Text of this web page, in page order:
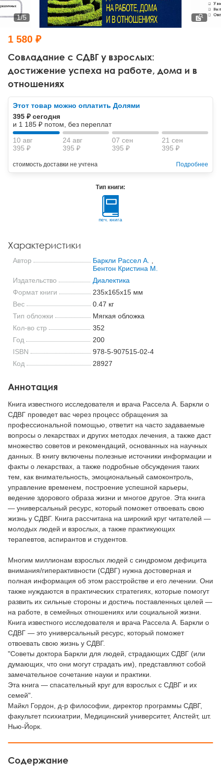
Тревожные расстройства, панические атаки
Психодрама
Другие направления психотерапии
Классический, эриксоновский гипноз и НЛП
НЛП
Психология труда и эргономика
Социальная психология
Социальная и организационная психология
Классический и юнгианский психоанализ
Совладание с СДВГ у взрослых:
достижение успеха на работе, дома и в
отношениях
1/5
1 580 ₽
Этот товар можно оплатить Долями
395 ₽ сегодня
и 1 185 ₽ потом, без переплат
10 авг
395 ₽
24 авг
395 ₽
07 сен
395 ₽
21 сен
395 ₽
стоимость доставки не учтена Подробнее
Тип книги:
печ. книга
Характеристики
Автор Баркли Рассел А.
Бентон Кристина М.
Издательство
Диалектика
Формат книги
235x165x15 мм
Вес
0.47 кг
Тип обложки
Мягкая обложка
Кол-во стр
352
Год
200
ISBN
978-5-907515-02-4
Код
28927
Аннотация
Книга известного исследователя и врача Рассела А. Баркли о
СДВГ проведет вас через процесс обращения за
профессиональной помощью, ответит на часто задаваемые
вопросы о лекарствах и других методах лечения, а также даст
множество советов и рекомендаций, основанных на научных
данных. В книгу включены полезные источники информации и
факты о лекарствах, а также подробные обсуждения таких
тем, как внимательность, эмоциональный самоконтроль,
управление временем, построение успешной карьеры,
ведение здорового образа жизни и многое другое. Эта книга
— универсальный ресурс, который поможет отвоевать свою
жизнь у СДВГ. Книга рассчитана на широкий круг читателей —
молодых людей и взрослых, а также практикующих
терапевтов, аспирантов и студентов.
Многим миллионам взрослых людей с синдромом дефицита
внимания/гиперактивности (СДВГ) нужна достоверная и
полная информация об этом расстройстве и его лечении. Они
также нуждаются в практических стратегиях, которые помогут
развить их сильные стороны и достичь поставленных целей —
на работе, в семейных отношениях или социальной жизни.
Книга известного исследователя и врача Рассела А. Баркли о
СДВГ — это универсальный ресурс, который поможет
отвоевать свою жизнь у СДВГ.
"Советы доктора Баркли для людей, страдающих СДВГ (или
думающих, что они могут страдать им), представляют собой
замечательное сочетание науки и практики.
Эта книга — спасательный круг для взрослых с СДВГ и их
семей".
Майкл Гордон, д-р философии, директор программы СДВГ,
факультет психиатрии, Медицинский университет, Апстейт, шт.
Нью-Йорк.
Содержание